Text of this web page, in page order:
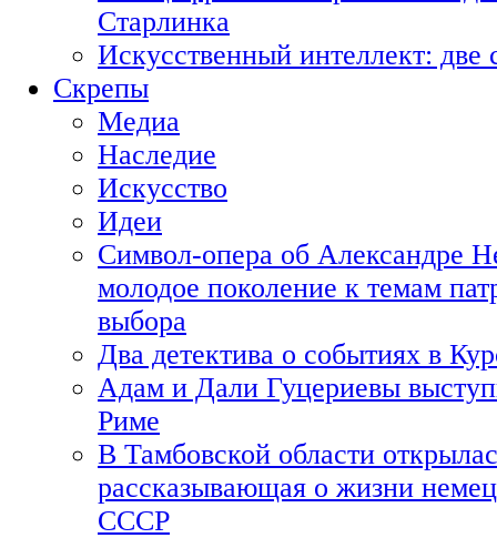
Старлинка
Искусственный интеллект:
Скрепы
Медиа
Наследие
Искусство
Идеи
Символ-опера об Александре
молодое поколение к темам
выбора
Два детектива о событиях в
Адам и Дали Гуцериевы
Риме
В Тамбовской области
рассказывающая о жизни
СССР